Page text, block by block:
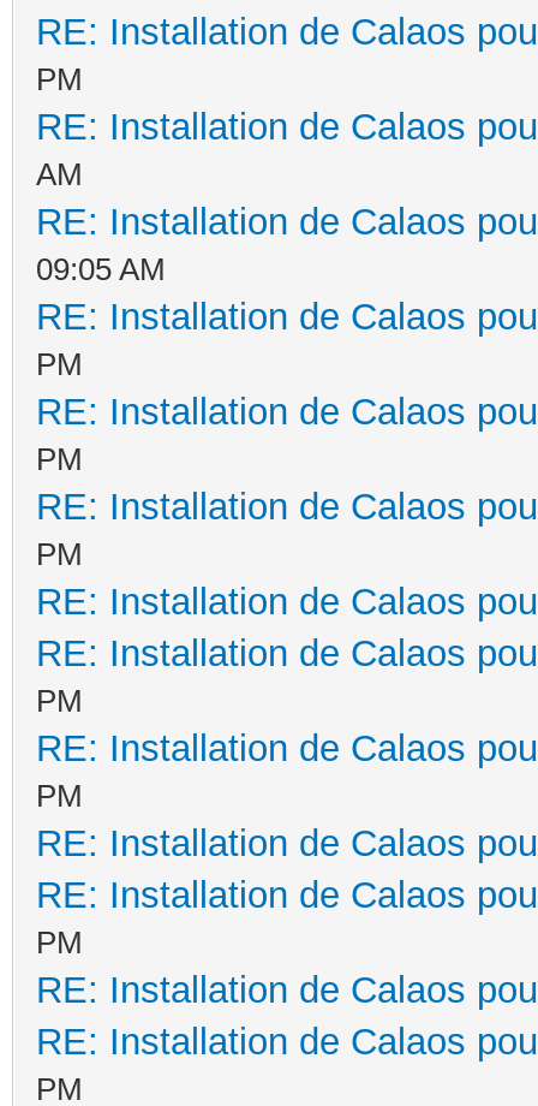
RE: Installation de Calaos
PM
RE: Installation de Calaos
AM
RE: Installation de Calaos
09:05 AM
RE: Installation de Calaos
PM
RE: Installation de Calaos
PM
RE: Installation de Calaos
PM
RE: Installation de Calaos
RE: Installation de Calaos
PM
RE: Installation de Calaos
PM
RE: Installation de Calaos
RE: Installation de Calaos
PM
RE: Installation de Calaos
RE: Installation de Calaos
PM